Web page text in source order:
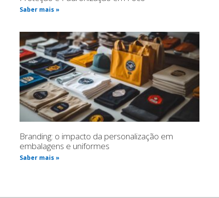
Saber mais »
Branding: o impacto da personalização em
embalagens e uniformes
Saber mais »